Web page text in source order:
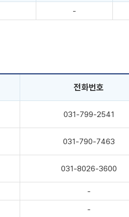
-
전화번호
031-799-2541
031-790-7463
031-8026-3600
-
-